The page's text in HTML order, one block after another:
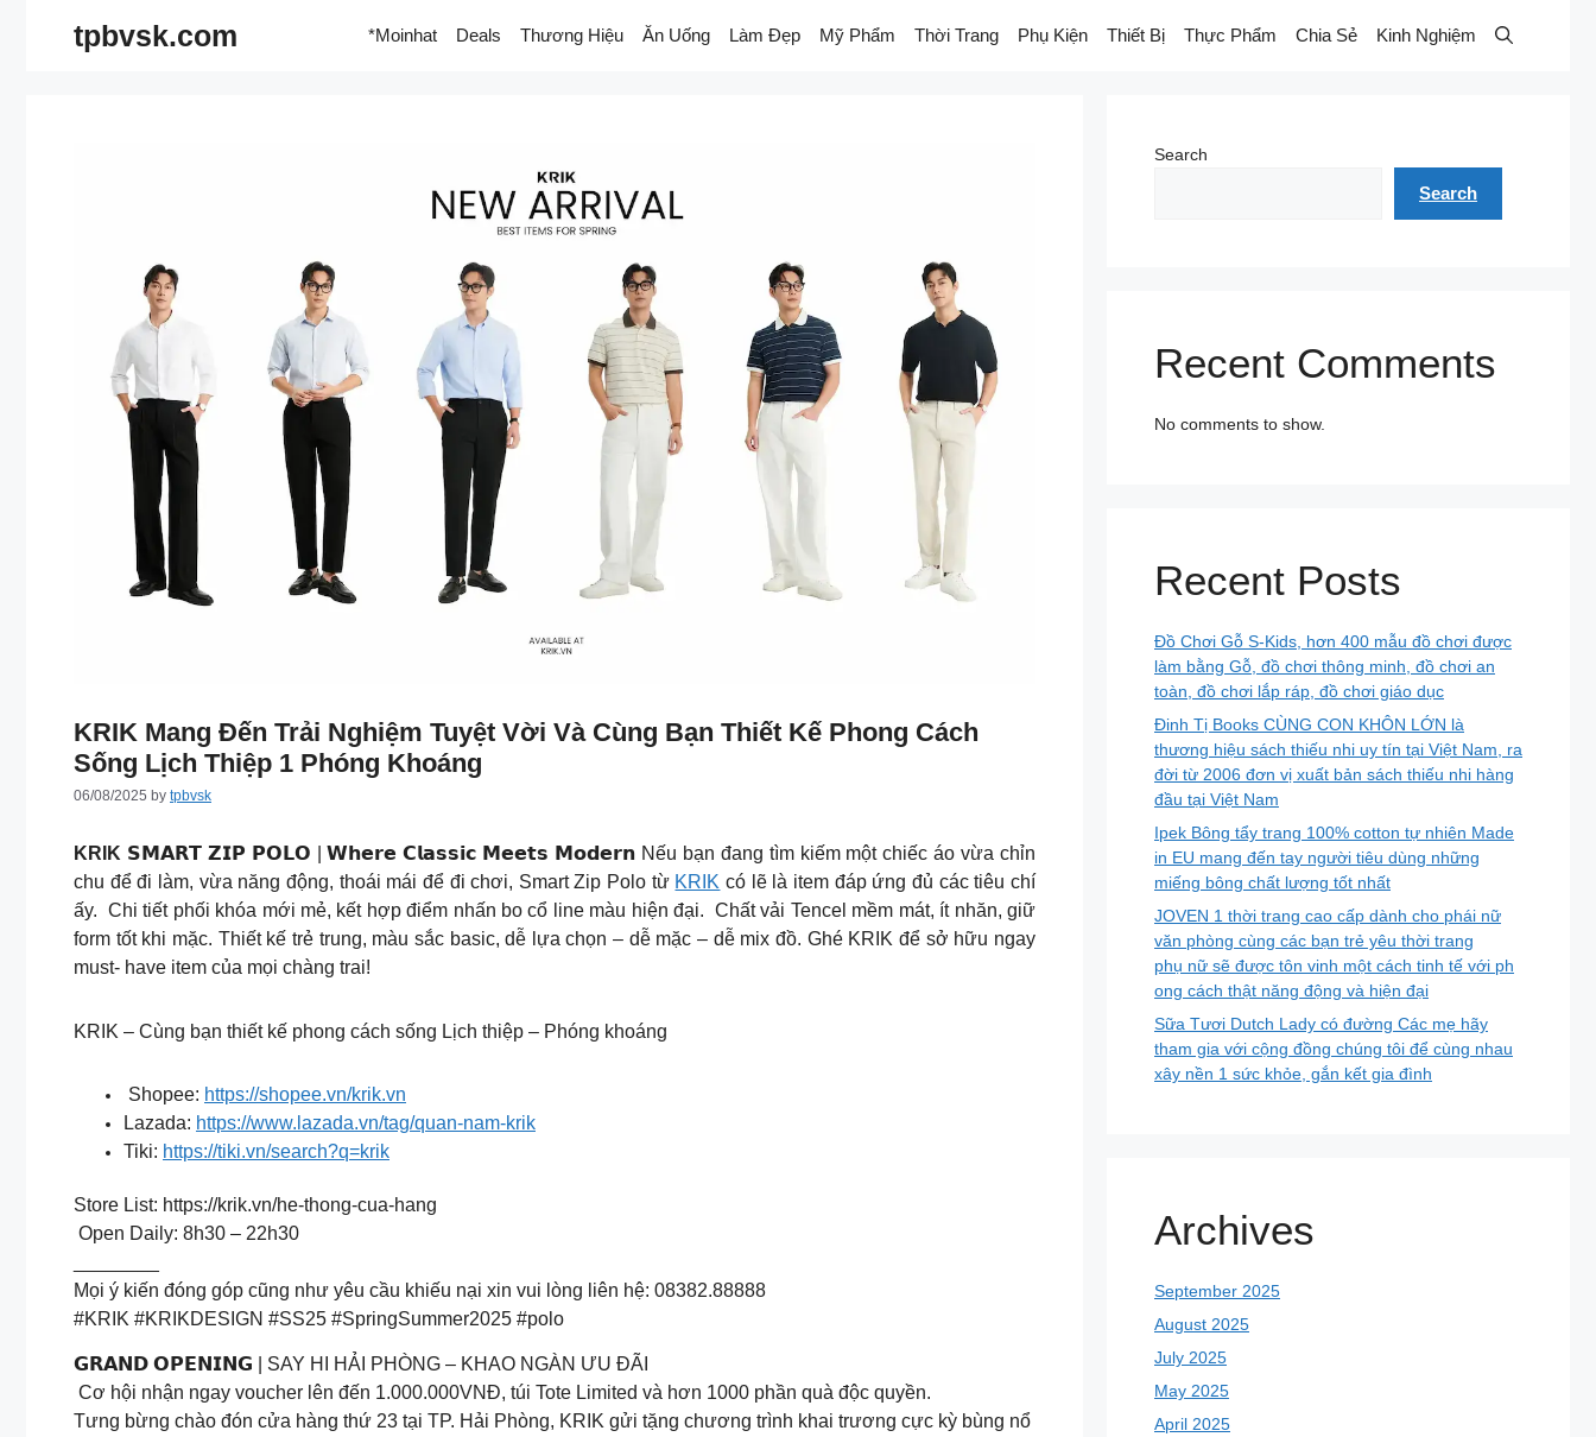
tpbvsk.com *Moinhat Deals Thương Hiệu Ăn Uống Làm Đẹp Mỹ Phẩm Thời Trang Phụ Kiện Thiết Bị Thực Phẩm Chia Sẻ Kinh Nghiệm
KRIK Mang Đến Trải Nghiệm Tuyệt Vời Và Cùng Bạn Thiết Kế Phong Cách
Sống Lịch Thiệp 1 Phóng Khoáng
06/08/2025 by tpbvsk
KRIK 𝗦𝗠𝗔𝗥𝗧 𝗭𝗜𝗣 𝗣𝗢𝗟𝗢 | 𝗪𝗵𝗲𝗿𝗲 𝗖𝗹𝗮𝘀𝘀𝗶𝗰 𝗠𝗲𝗲𝘁𝘀 𝗠𝗼𝗱𝗲𝗿𝗻 Nếu bạn đang tìm kiếm một chiếc áo vừa chỉn
chu để đi làm, vừa năng động, thoái mái để đi chơi, Smart Zip Polo từ KRIK có lẽ là item đáp ứng đủ các tiêu chí
ấy. ️ Chi tiết phối khóa mới mẻ, kết hợp điểm nhấn bo cổ line màu hiện đại. ️ Chất vải Tencel mềm mát, ít nhăn, giữ
form tốt khi mặc.️ Thiết kế trẻ trung, màu sắc basic, dễ lựa chọn – dễ mặc – dễ mix đồ. Ghé KRIK để sở hữu ngay
must- have item của mọi chàng trai!
KRIK – Cùng bạn thiết kế phong cách sống Lịch thiệp – Phóng khoáng
Shopee: https://shopee.vn/krik.vn
Lazada: https://www.lazada.vn/tag/quan-nam-krik
Tiki: https://tiki.vn/search?q=krik
Store List: https://krik.vn/he-thong-cua-hang
Open Daily: 8h30 – 22h30
Mọi ý kiến đóng góp cũng như yêu cầu khiếu nại xin vui lòng liên hệ: 08382.88888
#KRIK #KRIKDESIGN #SS25 #SpringSummer2025 #polo
𝗚𝗥𝗔𝗡𝗗 𝗢𝗣𝗘𝗡𝗜𝗡𝗚 | SAY HI HẢI PHÒNG – KHAO NGÀN ƯU ĐÃI
Cơ hội nhận ngay voucher lên đến 1.000.000VNĐ, túi Tote Limited và hơn 1000 phần quà độc quyền.
Tưng bừng chào đón cửa hàng thứ 23 tại TP. Hải Phòng, KRIK gửi tặng chương trình khai trương cực kỳ bùng nổ
Search
Search
Recent Comments
No comments to show.
Recent Posts
Đồ Chơi Gỗ S-Kids, hơn 400 mẫu đồ chơi được
làm bằng Gỗ, đồ chơi thông minh, đồ chơi an
toàn, đồ chơi lắp ráp, đồ chơi giáo dục
Đinh Tị Books CÙNG CON KHÔN LỚN là
thương hiệu sách thiếu nhi uy tín tại Việt Nam, ra
đời từ 2006 đơn vị xuất bản sách thiếu nhi hàng
đầu tại Việt Nam
Ipek Bông tẩy trang 100% cotton tự nhiên Made
in EU mang đến tay người tiêu dùng những
miếng bông chất lượng tốt nhất
JOVEN 1 thời trang cao cấp dành cho phái nữ
văn phòng cùng các bạn trẻ yêu thời trang
phụ nữ sẽ được tôn vinh một cách tinh tế với ph
ong cách thật năng động và hiện đại
Sữa Tươi Dutch Lady có đường Các mẹ hãy
tham gia với cộng đồng chúng tôi để cùng nhau
xây nền 1 sức khỏe, gắn kết gia đình
Archives
September 2025
August 2025
July 2025
May 2025
April 2025